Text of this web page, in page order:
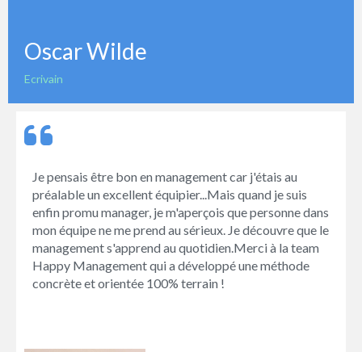
Oscar Wilde
Ecrivain
Je pensais être bon en management car j'étais au
préalable un excellent équipier...Mais quand je suis
enfin promu manager, je m'aperçois que personne dans
mon équipe ne me prend au sérieux. Je découvre que le
management s'apprend au quotidien.Merci à la team
Happy Management qui a développé une méthode
concrète et orientée 100% terrain !